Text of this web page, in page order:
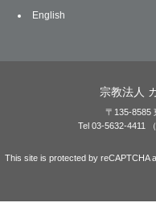
English
宗教法人
〒135-8585
Tel 03-5632-4411
This site is protected by reCAPTCHA